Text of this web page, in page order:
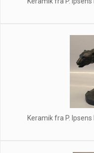
Keramik fra P. Ipsens